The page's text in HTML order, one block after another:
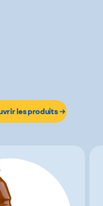
les produits